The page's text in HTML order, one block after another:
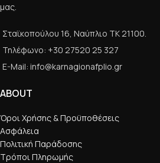
μας.
Σταϊκοπούλου 16, Ναύπλιο ΤΚ 21100.
Τηλέφωνο: +30 27520 25 327
E-Mail: info@karnagionafplio.gr
ABOUT
Όροι Χρήσης & Προϋποθέσεις
Ασφάλεια
Πολιτική Παράδοσης
Τρόποι Πληρωμής